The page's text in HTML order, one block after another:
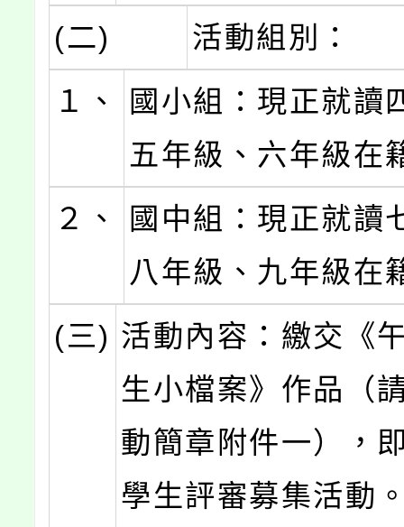
(二)
活動組別：
１、
國小組：現正就讀
五年級、六年級在
２、
國中組：現正就讀
八年級、九年級在
(三) 活動內容：繳交《
生小檔案》作品（
動簡章附件一），
學生評審募集活動